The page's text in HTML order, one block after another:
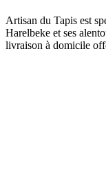
Artisan du Tapis est
Harelbeke et ses
livraison à domicile